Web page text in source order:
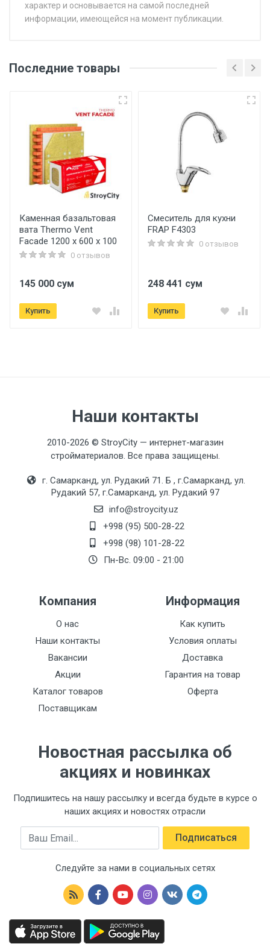
характер и основывается на самой последней
информации, имеющейся на момент публикации.
Последние товары
Каменная базальтовая
вата Thermo Vent
Facade 1200 x 600 х 100
0 отзывов
145 000 сум
Купить
Смеситель для кухни
FRAP F4303
0 отзывов
248 441 сум
Купить
Наши контакты
2010-2026 © StroyCity — интернет-магазин
стройматериалов. Все права защищены.
г. Самарканд, ул. Рудакий 71. Б , г.Самарканд, ул.
Рудакий 57, г.Самарканд, ул. Рудакий 97
info@stroycity.uz
+998 (95) 500-28-22
+998 (98) 101-28-22
Пн-Вс. 09:00 - 21:00
Компания
О нас
Наши контакты
Вакансии
Акции
Каталог товаров
Поставщикам
Информация
Как купить
Условия оплаты
Доставка
Гарантия на товар
Оферта
Новостная рассылка об
акциях и новинках
Подпишитесь на нашу рассылку и всегда будьте в курсе о
наших акциях и новостях отрасли
Email Подписаться
Следуйте за нами в социальных сетях